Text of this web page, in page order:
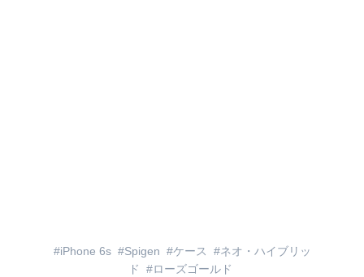
iPhone 6s Spigen ケース
ネオ・ハイブリッ
ド
ローズゴールド